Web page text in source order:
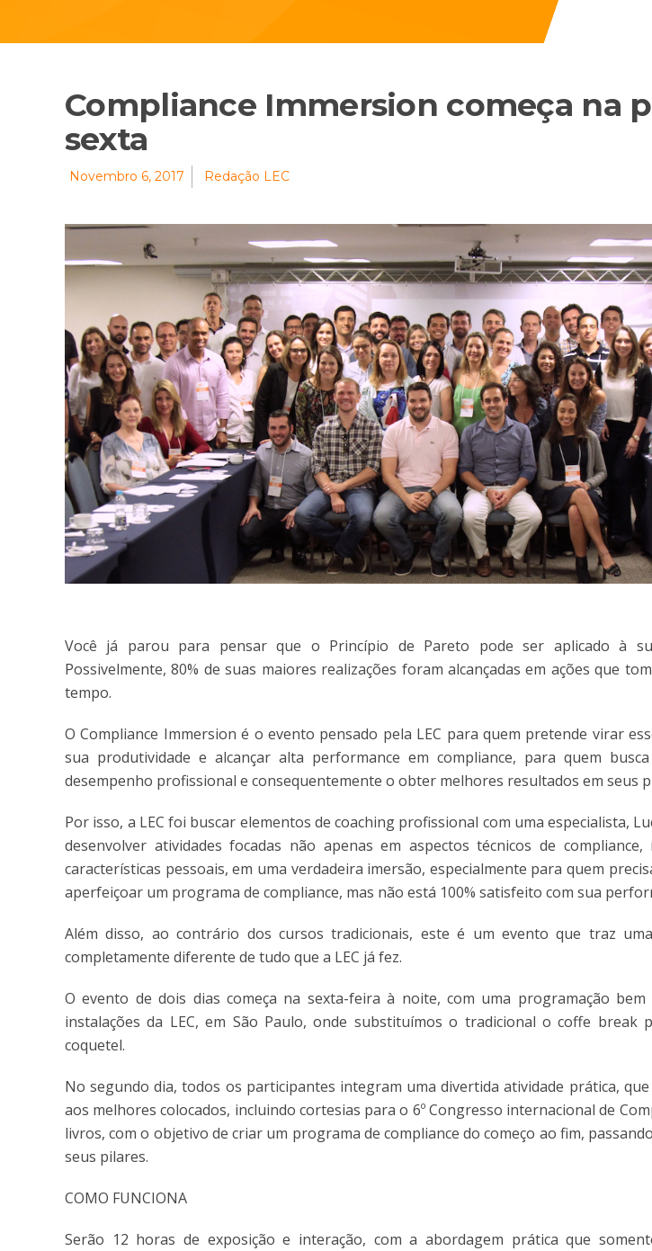
Compliance Immersion começa na
sexta
Novembro 6, 2017 Redação LEC
Você já parou para pensar que o Princípio de Pareto pode ser aplicado à
Possivelmente, 80% de suas maiores realizações foram alcançadas em ações que
tempo.
O Compliance Immersion é o evento pensado pela LEC para quem pretende virar
sua produtividade e alcançar alta performance em compliance, para quem
desempenho profissional e consequentemente o obter melhores resultados em seus
Por isso, a LEC foi buscar elementos de coaching profissional com uma especialista,
desenvolver atividades focadas não apenas em aspectos técnicos de
características pessoais, em uma verdadeira imersão, especialmente para quem
aperfeiçoar um programa de compliance, mas não está 100% satisfeito com sua
Além disso, ao contrário dos cursos tradicionais, este é um evento que traz
completamente diferente de tudo que a LEC já fez.
O evento de dois dias começa na sexta-feira à noite, com uma programação bem
instalações da LEC, em São Paulo, onde substituímos o tradicional o coffe break
coquetel.
No segundo dia, todos os participantes integram uma divertida atividade prática,
aos melhores colocados, incluindo cortesias para o 6º Congresso internacional de
livros, com o objetivo de criar um programa de compliance do começo ao fim,
seus pilares.
COMO FUNCIONA
Serão 12 horas de exposição e interação, com a abordagem prática que